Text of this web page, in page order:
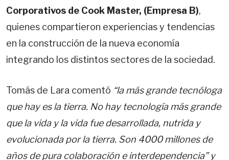
Corporativos de Cook Master, (Empresa B),
quienes compartieron experiencias y tendencias
en la construcción de la nueva economía
integrando los distintos sectores de la sociedad.
Tomás de Lara comentó “la más grande tecnóloga
que hay es la tierra. No hay tecnología más grande
que la vida y la vida fue desarrollada, nutrida y
evolucionada por la tierra. Son 4000 millones de
años de pura colaboración e interdependencia” y